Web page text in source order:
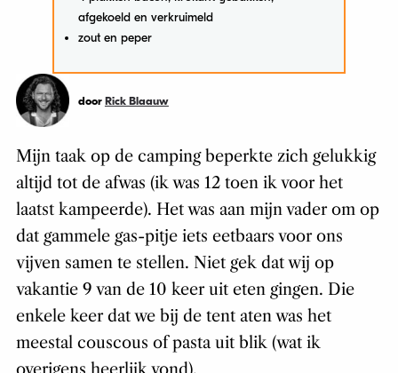
afgekoeld en verkruimeld
zout en peper
door Rick Blaauw
Mijn taak op de camping beperkte zich gelukkig
altijd tot de afwas (ik was 12 toen ik voor het
laatst kampeerde). Het was aan mijn vader om op
dat gammele gas-pitje iets eetbaars voor ons
vijven samen te stellen. Niet gek dat wij op
vakantie 9 van de 10 keer uit eten gingen. Die
enkele keer dat we bij de tent aten was het
meestal couscous of pasta uit blik (wat ik